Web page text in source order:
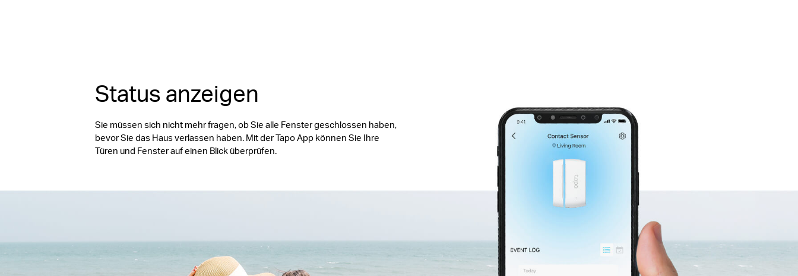
Status anzeigen
Sie müssen sich nicht mehr fragen, ob Sie alle Fenster geschlossen haben,
bevor Sie das Haus verlassen haben. Mit der Tapo App können Sie Ihre
Türen und Fenster auf einen Blick überprüfen.